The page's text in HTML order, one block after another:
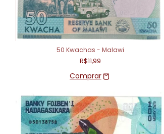
50 Kwachas - Malawi
R$11,99